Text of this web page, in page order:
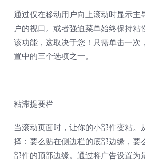
通过仅在移动用户向上滚动时显示主
户的视口。或者强迫菜单始终保持粘
该功能，这取决于您！只需单击一次
置中的三个选项之一。
粘滞提要栏
当滚动页面时，让你的小部件变粘。
择：要么贴在侧边栏的底部边缘，要
部件的顶部边缘。通过将广告设置为